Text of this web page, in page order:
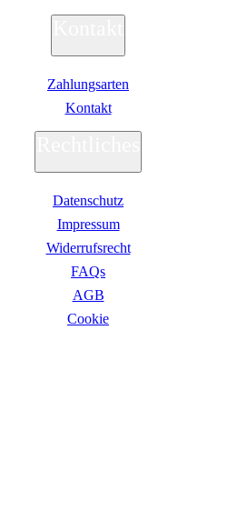
Zahlungsarten
Kontakt
Datenschutz
Impressum
Widerrufsrecht
FAQs
AGB
Сookie